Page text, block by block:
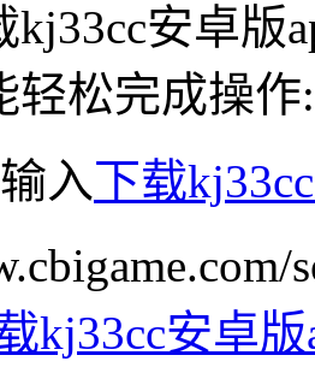
kj33cc安卓版
轻松完成操作:
入下载
kj33cc安卓版